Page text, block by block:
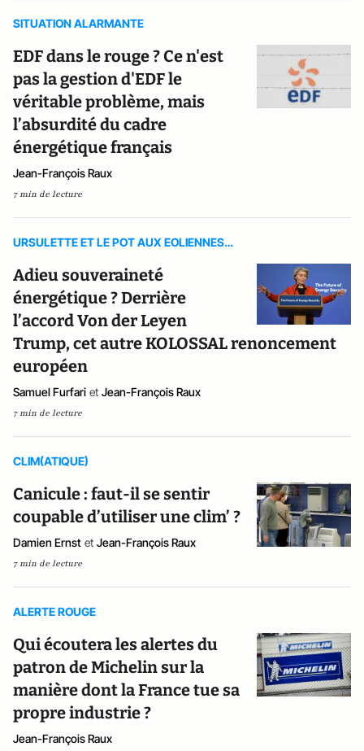
SITUATION ALARMANTE
EDF dans le rouge ? Ce n'est
pas la gestion d'EDF le
véritable problème, mais
l’absurdité du cadre
énergétique français
Jean-François Raux
7 min de lecture
URSULETTE ET LE POT AUX EOLIENNES…
Adieu souveraineté
énergétique ? Derrière
l’accord Von der Leyen
Trump, cet autre KOLOSSAL renoncement
européen
Samuel Furfari et Jean-François Raux
7 min de lecture
CLIM(ATIQUE)
Canicule : faut-il se sentir
coupable d’utiliser une clim’ ?
Damien Ernst et Jean-François Raux
7 min de lecture
ALERTE ROUGE
Qui écoutera les alertes du
patron de Michelin sur la
manière dont la France tue sa
propre industrie ?
Jean-François Raux